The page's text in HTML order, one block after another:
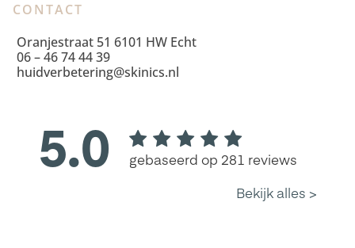
CONTACT
Oranjestraat 51 6101 HW Echt
06 – 46 74 44 39
huidverbetering@skinics.nl